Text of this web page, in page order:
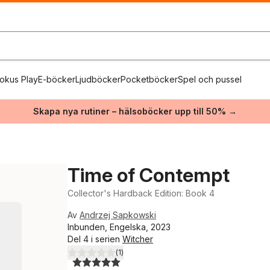
PlayE-böckerLjudböckerPocketböckerSpel och pussel
Skapa nya rutiner – hälsoböcker upp till 50% →
Time of Contempt
Collector's Hardback Edition: Book 4
Av Andrzej Sapkowski
Inbunden, Engelska, 2023
Del 4 i serien Witcher
5,0utav 5 stjärnor. Totalt antal röster:
(1)